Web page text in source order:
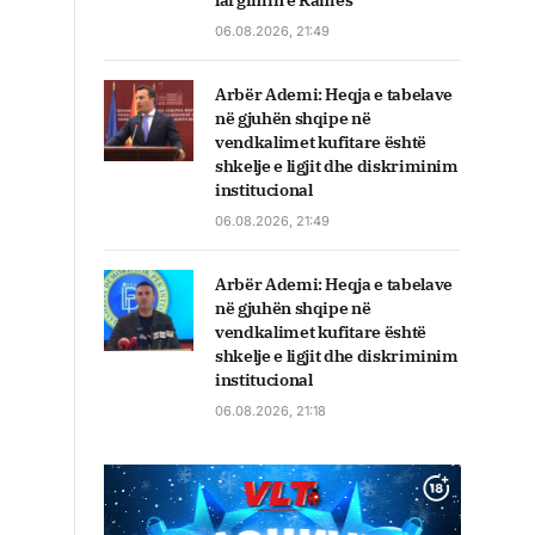
06.08.2026, 21:49
Arbër Ademi: Heqja e tabelave
në gjuhën shqipe në
vendkalimet kufitare është
shkelje e ligjit dhe diskriminim
institucional
06.08.2026, 21:49
Arbër Ademi: Heqja e tabelave
në gjuhën shqipe në
vendkalimet kufitare është
shkelje e ligjit dhe diskriminim
institucional
06.08.2026, 21:18